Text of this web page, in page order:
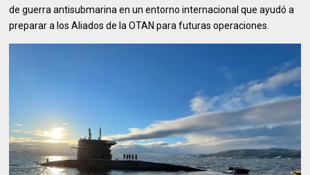
de guerra antisubmarina en un entorno internacional que ayudó a
preparar a los Aliados de la OTAN para futuras operaciones.